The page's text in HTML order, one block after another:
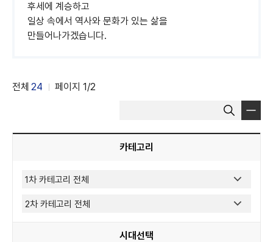
후세에 계승하고
일상 속에서 역사와 문화가 있는 삶을
만들어나가겠습니다.
전체 24 페이지 1/2
물
선
어
입
카테고리
시대선택